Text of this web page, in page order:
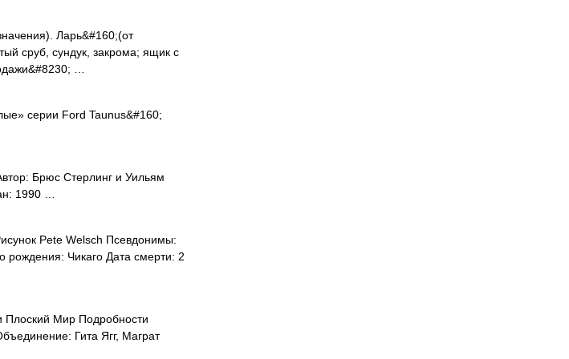
Ларь&#160;(от
сруб, сундук, закрома; ящик с
…
серии Ford Taunus&#160;
Брюс Стерлинг и Уильям
1990 …
Pete Welsch Псевдонимы:
рождения: Чикаго Дата смерти: 2
Плоский Мир Подробности
Гита Ягг, Маграт